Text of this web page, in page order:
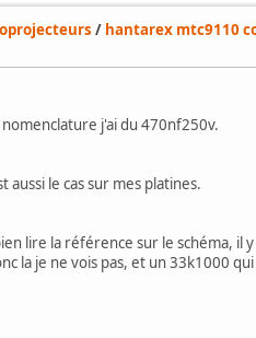
/ hantarex mtc9110
j'ai du 470nf250v.
aussi le cas sur mes platines.
lire la référence sur le schéma,
la je ne vois pas, et un 33k1000